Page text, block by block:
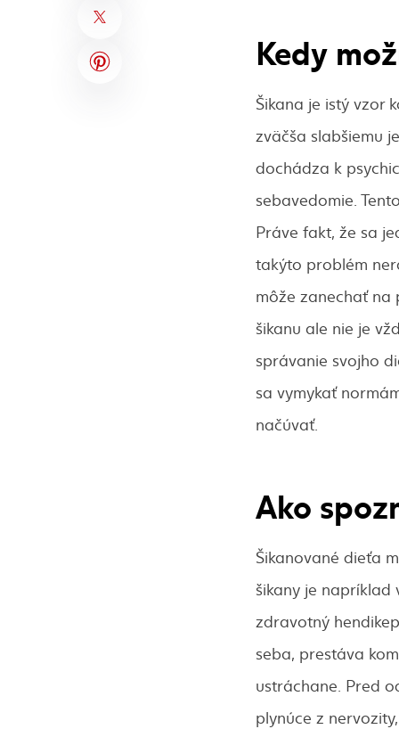
Kedy
Šikana je istý vzor
zväčša slabšiemu
dochádza k
sebavedomie.
Práve fakt, že sa
takýto problém
môže zanechať
šikanu ale nie je
správanie svojho
sa vymykať
načúvať.
Ako
Šikanované dieťa
šikany je napríklad
zdravotný
seba, prestáva
ustráchane. Pred
plynúce z